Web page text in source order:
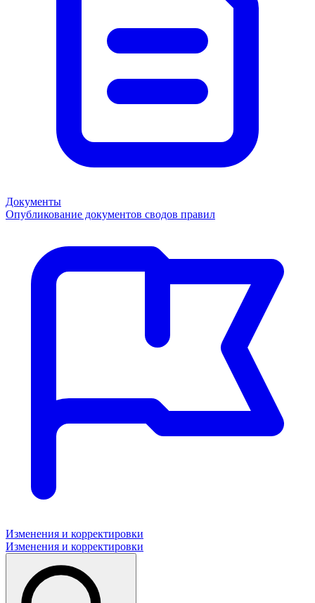
Документы
Опубликование документов сводов правил
Изменения и корректировки
Изменения и корректировки